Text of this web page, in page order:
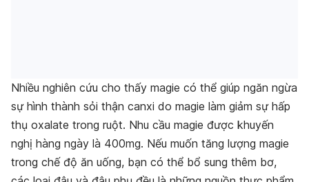
Nhiều nghiên cứu cho thấy magie có thể giúp ngăn ngừa
sự hình thành sỏi thận canxi do magie làm giảm sự hấp
thụ oxalate trong ruột. Nhu cầu magie được khuyến
nghị hàng ngày là 400mg. Nếu muốn tăng lượng magie
trong chế độ ăn uống, bạn có thể bổ sung thêm bơ,